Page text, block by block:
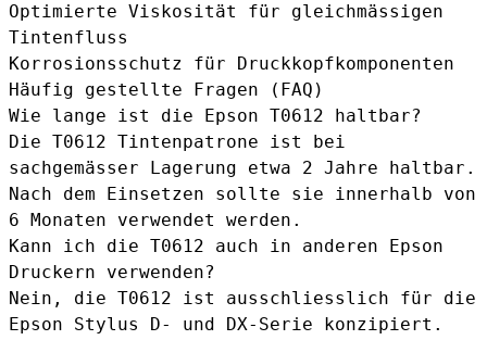
Optimierte Viskosität für gleichmässigen
Tintenfluss
Korrosionsschutz für Druckkopfkomponenten
Häufig gestellte Fragen (FAQ)
Wie lange ist die Epson T0612 haltbar?
Die T0612 Tintenpatrone ist bei
sachgemässer Lagerung etwa 2 Jahre haltbar.
Nach dem Einsetzen sollte sie innerhalb von
6 Monaten verwendet werden.
Kann ich die T0612 auch in anderen Epson
Druckern verwenden?
Nein, die T0612 ist ausschliesslich für die
Epson Stylus D- und DX-Serie konzipiert.